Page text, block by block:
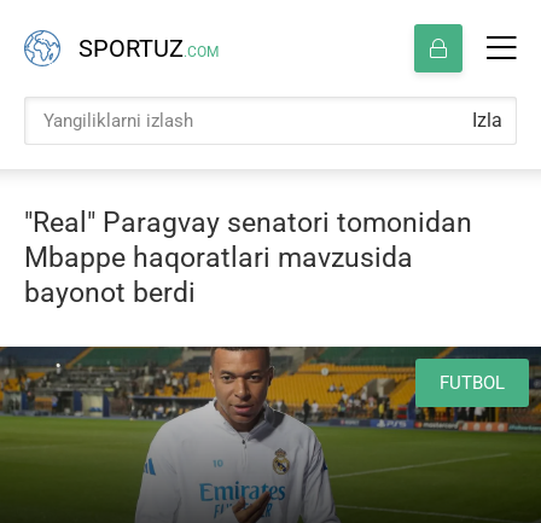
SPORTUZ.COM
Izla
"Real" Paragvay senatori tomonidan
Mbappe haqoratlari mavzusida
bayonot berdi
FUTBOL